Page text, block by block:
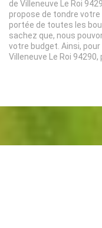
de Villeneuve Le Roi
propose de tondre
portée de toutes les
sachez que, nous
votre budget. Ainsi,
Villeneuve Le Roi